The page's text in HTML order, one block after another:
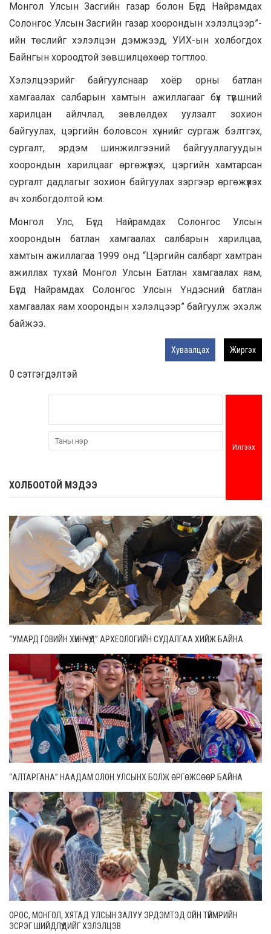
Монгол Улсын Засгийн газар болон Бүгд Найрамдах
Солонгос Улсын Засгийн газар хоорондын хэлэлцээр”-
ийн төслийг хэлэлцэн дэмжээд, УИХ-ын холбогдох
Байнгын хороодтой зөвшилцөхөөр тогтлоо.
Хэлэлцээрийг байгуулснаар хоёр орны батлан
хамгаалах салбарын хамтын ажиллагааг бүх түвшний
харилцан айлчлал, зөвлөлдөх уулзалт зохион
байгуулах, цэргийн боловсон хүчнийг сургаж бэлтгэх,
сургалт, эрдэм шинжилгээний байгууллагуудын
хоорондын харилцааг өргөжүүлэх, цэргийн хамтарсан
сургалт дадлагыг зохион байгуулах зэргээр өргөжүүлэх
ач холбогдолтой юм.
Монгол Улс, Бүгд Найрамдах Солонгос Улсын
хоорондын батлан хамгаалах салбарын харилцаа,
хамтын ажиллагаа 1999 онд “Цэргийн салбарт хамтран
ажиллах тухай Монгол Улсын Батлан хамгаалах яам,
Бүгд Найрамдах Солонгос Улсын Үндэсний батлан
хамгаалах яам хоорондын хэлэлцээр” байгуулж эхэлж
байжээ.
Хуваалцах Жиргэх
0 cэтгэгдэлтэй
Илгээх
ХОЛБООТОЙ МЭДЭЭ
“УМАРД ГОВИЙН ХҮННҮЧҮҮД” АРХЕОЛОГИЙН СУДАЛГАА ХИЙЖ БАЙНА
“АЛТАРГАНА” НААДАМ ОЛОН УЛСЫНХ БОЛЖ ӨРГӨЖСӨӨР БАЙНА
ОРОС, МОНГОЛ, ХЯТАД УЛСЫН ЗАЛУУ ЭРДЭМТЭД ОЙН ТҮЙМРИЙН
ЭСРЭГ ШИЙДЛҮҮДИЙГ ХЭЛЭЛЦЭВ